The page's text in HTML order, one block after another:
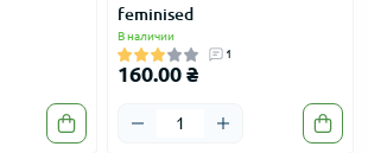
feminised
В наличии
1
160.00 ₴